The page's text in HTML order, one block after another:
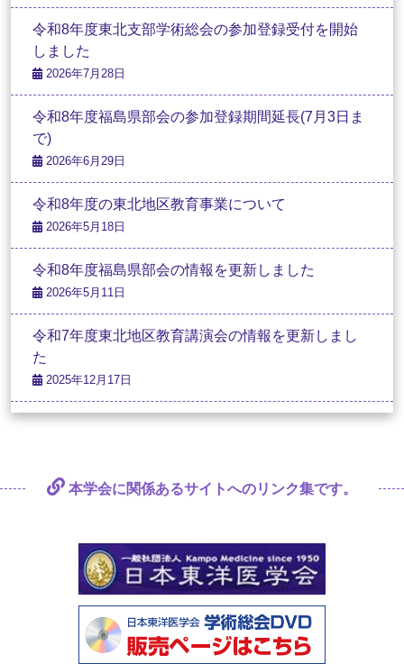
令和8年度東北支部学術総会の参加登録受付を開始
しました
2026年7月28日
令和8年度福島県部会の参加登録期間延長(7月3日ま
で)
2026年6月29日
令和8年度の東北地区教育事業について
2026年5月18日
令和8年度福島県部会の情報を更新しました
2026年5月11日
令和7年度東北地区教育講演会の情報を更新しまし
た
2025年12月17日
本学会に関係あるサイトへのリンク集です。